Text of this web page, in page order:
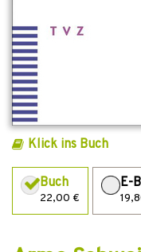
Klick ins Buch
Buch
22,00 €
E-